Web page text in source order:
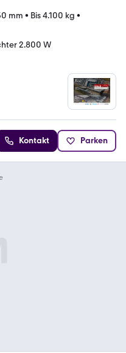
mm • Bis 4.100 kg •
2.800 W
Kontakt Parken